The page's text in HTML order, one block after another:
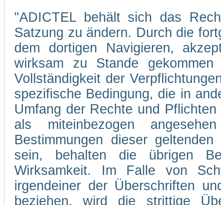
"ADICTEL behält sich das
Satzung zu ändern. Durch die
dem dortigen Navigieren,
wirksam zu Stande
Vollständigkeit der
spezifische Bedingung, die in
Umfang der Rechte und
als miteinbezogen
Bestimmungen dieser
sein, behalten die übrigen
Wirksamkeit. Im Falle von
irgendeiner der Überschriften
beziehen, wird die strittige